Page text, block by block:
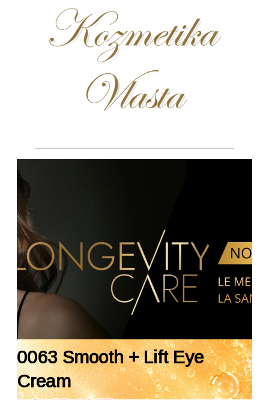
starostlivosť o pleť
depilácia voskom
úprava obočia a rias
predaj kozmetiky
galéria
fotogaléria
videogaléria
0063 Smooth + Lift Eye
Cream